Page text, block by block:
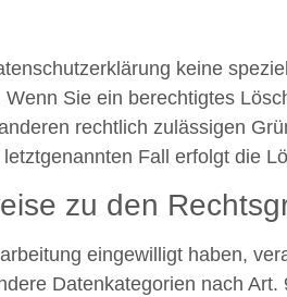
keine
Sie ein berechtigtes
rechtlich zulässigen
Fall erfolgt die
zu den
eingewilligt haben,
Datenkategorien nach